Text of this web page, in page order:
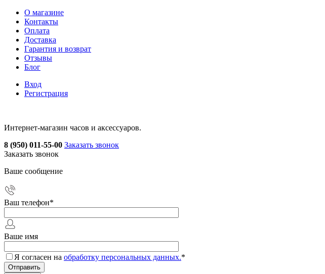
О магазине
Контакты
Оплата
Доставка
Гарантия и возврат
Отзывы
Блог
Вход
Регистрация
Интернет-магазин часов и аксессуаров.
8 (950) 011-55-00 Заказать звонок
Заказать звонок
Ваше сообщение
Ваш телефон*
Ваше имя
Я согласен на обработку персональных данных.*